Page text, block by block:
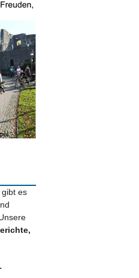
es